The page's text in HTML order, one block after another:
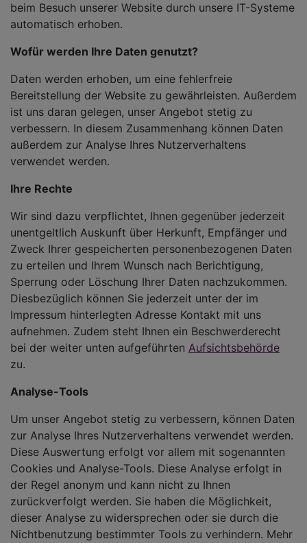
beim Besuch unserer Website durch unsere IT-Systeme
automatisch erhoben.
Wofür werden Ihre Daten genutzt?
Daten werden erhoben, um eine fehlerfreie
Bereitstellung der Website zu gewährleisten. Außerdem
ist uns daran gelegen, unser Angebot stetig zu
verbessern. In diesem Zusammenhang können Daten
außerdem zur Analyse Ihres Nutzerverhaltens
verwendet werden.
Ihre Rechte
Wir sind dazu verpflichtet, Ihnen gegenüber jederzeit
unentgeltlich Auskunft über Herkunft, Empfänger und
Zweck Ihrer gespeicherten personenbezogenen Daten
zu erteilen und Ihrem Wunsch nach Berichtigung,
Sperrung oder Löschung Ihrer Daten nachzukommen.
Diesbezüglich können Sie jederzeit unter der im
Impressum hinterlegten Adresse Kontakt mit uns
aufnehmen. Zudem steht Ihnen ein Beschwerderecht
bei der weiter unten aufgeführten Aufsichtsbehörde
zu.
Analyse-Tools
Um unser Angebot stetig zu verbessern, können Daten
zur Analyse Ihres Nutzerverhaltens verwendet werden.
Diese Auswertung erfolgt vor allem mit sogenannten
Cookies und Analyse-Tools. Diese Analyse erfolgt in
der Regel anonym und kann nicht zu Ihnen
zurückverfolgt werden. Sie haben die Möglichkeit,
dieser Analyse zu widersprechen oder sie durch die
Nichtbenutzung bestimmter Tools zu verhindern. Mehr